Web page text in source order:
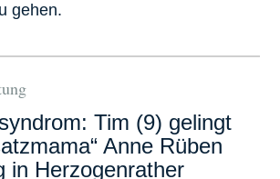
gehen.
Tim (9) gelingt
Anne Rüben
in Herzogenrather